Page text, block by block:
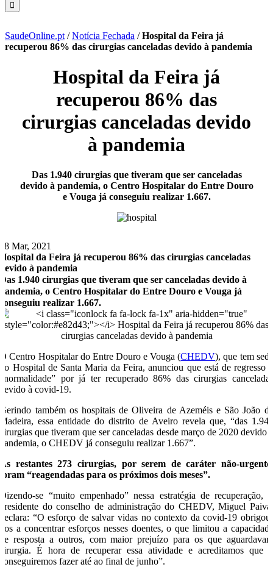
SaudeOnline.pt /Notícia Fechada /Hospital da Feira já
recuperou 86% das cirurgias canceladas devido à pandemia
Hospital da Feira já
recuperou 86% das
cirurgias canceladas devido
à pandemia
Das 1.940 cirurgias que tiveram que ser canceladas
devido à pandemia, o Centro Hospitalar do Entre Douro
e Vouga já conseguiu realizar 1.667.
18 Mar, 2021
Hospital da Feira já recuperou 86% das cirurgias canceladas
devido à pandemia
Das 1.940 cirurgias que tiveram que ser canceladas devido à
pandemia, o Centro Hospitalar do Entre Douro e Vouga já
conseguiu realizar 1.667.
O Centro Hospitalar do Entre Douro e Vouga (CHEDV), que tem sede
no Hospital de Santa Maria da Feira, anunciou que está de regresso à
“normalidade” por já ter recuperado 86% das cirurgias canceladas
devido à covid-19.
Gerindo também os hospitais de Oliveira de Azeméis e São João da
Madeira, essa entidade do distrito de Aveiro revela que, “das 1.940
cirurgias que tiveram que ser canceladas desde março de 2020 devido à
pandemia, o CHEDV já conseguiu realizar 1.667”.
As restantes 273 cirurgias, por serem de caráter não-urgente,
foram “reagendadas para os próximos dois meses”.
Dizendo-se “muito empenhado” nessa estratégia de recuperação, o
presidente do conselho de administração do CHEDV, Miguel Paiva,
declara: “O esforço de salvar vidas no contexto da covid-19 obrigou-
nos a concentrar esforços nesses doentes, o que limitou a capacidade
de resposta a outros, com maior prejuízo para os que aguardavam
cirurgia. É hora de recuperar essa atividade e acreditamos que o
conseguiremos fazer até ao final de junho”.